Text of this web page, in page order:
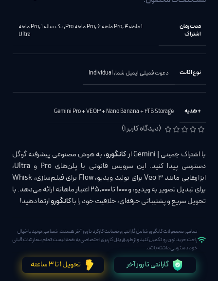
مدت زمان
اشتراک
1 ماهه Pro ,4 ماهه Pro ,6 ماهه Pro ,یک ساله Pro ,
1 ماهه
Ultra
نوع اکانت دعوت فمیلی ایمیل شما,
Individual
+ هدیه Gemini Pro + VEO3 + Nano Banana + 2TB Storage
(دیدگاه کاربر1
)
با اشتراک جمینی | Gemini از کانگورو، به هوش مصنوعی پیشرفته گوگل
دسترسی پیدا کنید. این سرویس قانونی با پلن‌های Pro و Ultra،
ابزارهایی مانند Veo 3 برای تولید ویدیو، Flow برای فیلم‌سازی، Whisk
برای تبدیل تصویر به ویدیو، و ۱۰۰۰ تا ۲۵,۰۰۰ اعتبار ماهانه ارائه می‌دهد. با
تحویل سریع و پشتیبانی حرفه‌ای، خلاقیت خود را باکانگوروارتقا دهید!
تمامی محصولات کانگورو شامل گارانتی و ضمانت کارکرد تا روز آخر هستند. شما می‌تونید با خیال
راحت خرید تون رو تکمیل کنید و از طریق پنل کاربری اختصاصی به همه لیست تمام سفارشات قبلی
خود دسترسی داشته باشد.
گارانتی تا روز آخر تحویل 1 تا 3 ساعته